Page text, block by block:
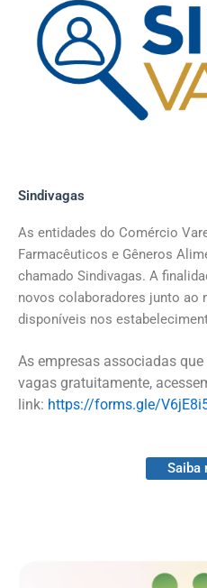
Sindivagas
As entidades do Comércio
Farmacêuticos e Gêneros
chamado Sindivagas. A
novos colaboradores junto ao
disponíveis nos
As empresas associadas
vagas gratuitamente,
link: https://forms.gle/
Saiba